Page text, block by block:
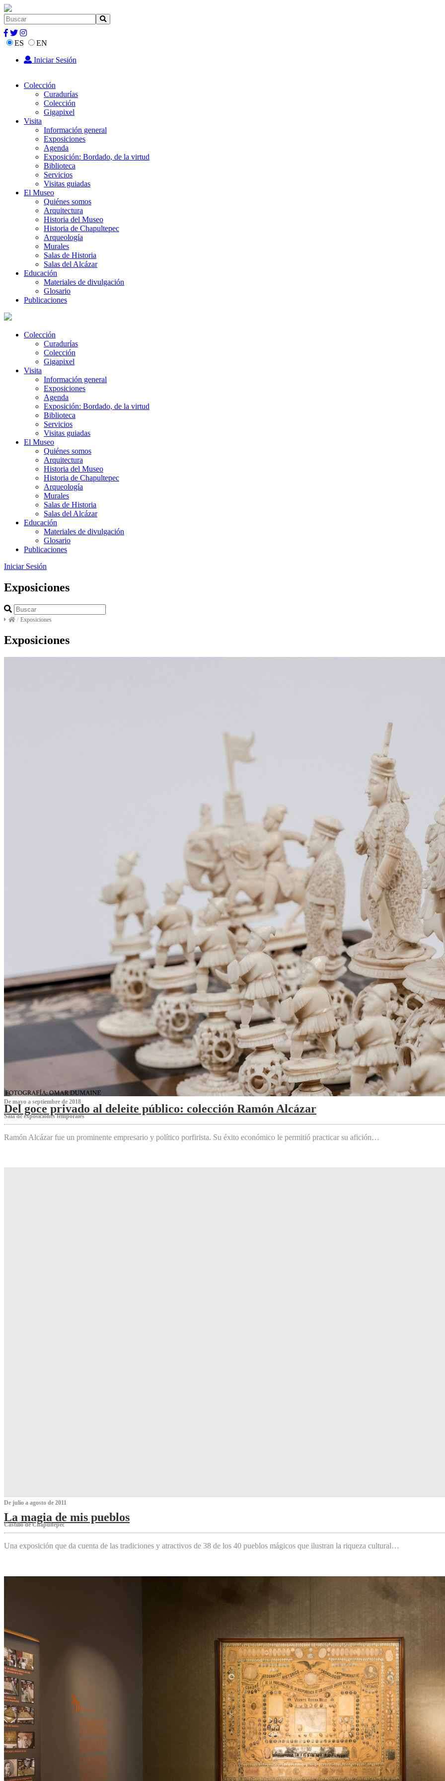
ES
EN
Iniciar Sesión
Colección
Curadurías
Colección
Gigapixel
Visita
Información general
Exposiciones
Agenda
Exposición: Bordado, de la virtud
Biblioteca
Servicios
Visitas guiadas
El Museo
Quiénes somos
Arquitectura
Historia del Museo
Historia de Chapultepec
Arqueología
Murales
Salas de Historia
Salas del Alcázar
Educación
Materiales de divulgación
Glosario
Publicaciones
Colección
Curadurías
Colección
Gigapixel
Visita
Información general
Exposiciones
Agenda
Exposición: Bordado, de la virtud
Biblioteca
Servicios
Visitas guiadas
El Museo
Quiénes somos
Arquitectura
Historia del Museo
Historia de Chapultepec
Arqueología
Murales
Salas de Historia
Salas del Alcázar
Educación
Materiales de divulgación
Glosario
Publicaciones
Iniciar Sesión
Exposiciones
/ Exposiciones
Exposiciones
De mayo a septiembre de 2018
Del goce privado al deleite público: colección Ramón Alcázar
Sala de exposiciones temporales
Ramón Alcázar fue un prominente empresario y político porfirista. Su éxito económico le permitió practicar su afición…
De julio a agosto de 2011
La magia de mis pueblos
Castillo de Chapultepec
Una exposición que da cuenta de las tradiciones y atractivos de 38 de los 40 pueblos mágicos que ilustran la riqueza cultural…